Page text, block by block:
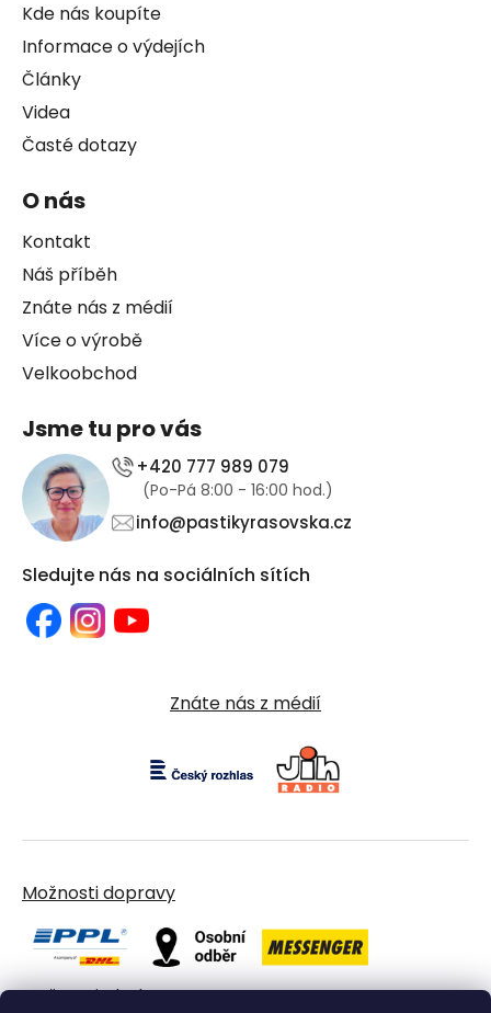
Kde nás koupíte
Informace o výdejích
Články
Videa
Časté dotazy
O nás
Kontakt
Náš příběh
Znáte nás z médií
Více o výrobě
Velkoobchod
Jsme tu pro vás
+420 777 989 079
(Po-Pá 8:00 - 16:00 hod.)
info@pastikyrasovska.cz
Sledujte nás na sociálních sítích
Znáte nás z médií
Možnosti dopravy
Možnosti platby